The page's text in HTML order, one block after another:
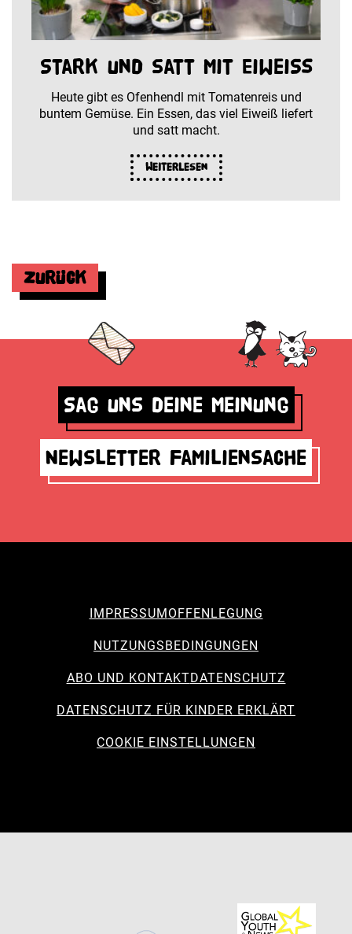
Stark und satt mit Eiweiß
Heute gibt es Ofenhendl mit Tomatenreis und
buntem Gemüse. Ein Essen, das viel Eiweiß liefert
und satt macht.
Weiterlesen
Zurück
Sag uns deine Meinung
Newsletter Familiensache
IMPRESSUMOFFENLEGUNG
NUTZUNGSBEDINGUNGEN
ABO UND KONTAKTDATENSCHUTZ
DATENSCHUTZ FÜR KINDER ERKLÄRT
COOKIE EINSTELLUNGEN